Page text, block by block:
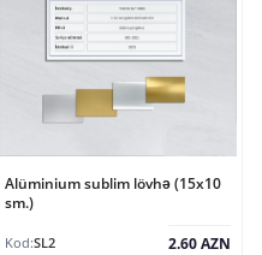
Alüminium sublim lövhə (15x10
sm.)
Kod:SL2 2.60 AZN